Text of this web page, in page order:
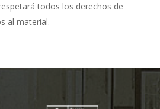
todos los derechos de
al material.